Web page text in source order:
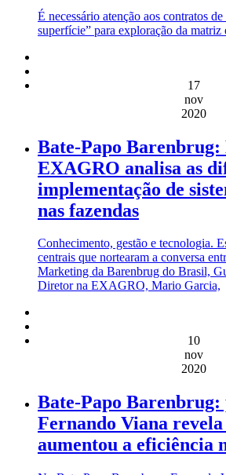
É necessário atenção aos contratos
superfície” para exploração da matriz
17
nov
2020
Bate-Papo
EXAGRO analisa as
implementação de
nas fazendas
Conhecimento, gestão e tecnologia.
centrais que nortearam a conversa
Marketing da Barenbrug do Brasil,
Diretor na EXAGRO, Mario Garcia,
10
nov
2020
Bate-Papo
Fernando Viana revela
aumentou a eficiência